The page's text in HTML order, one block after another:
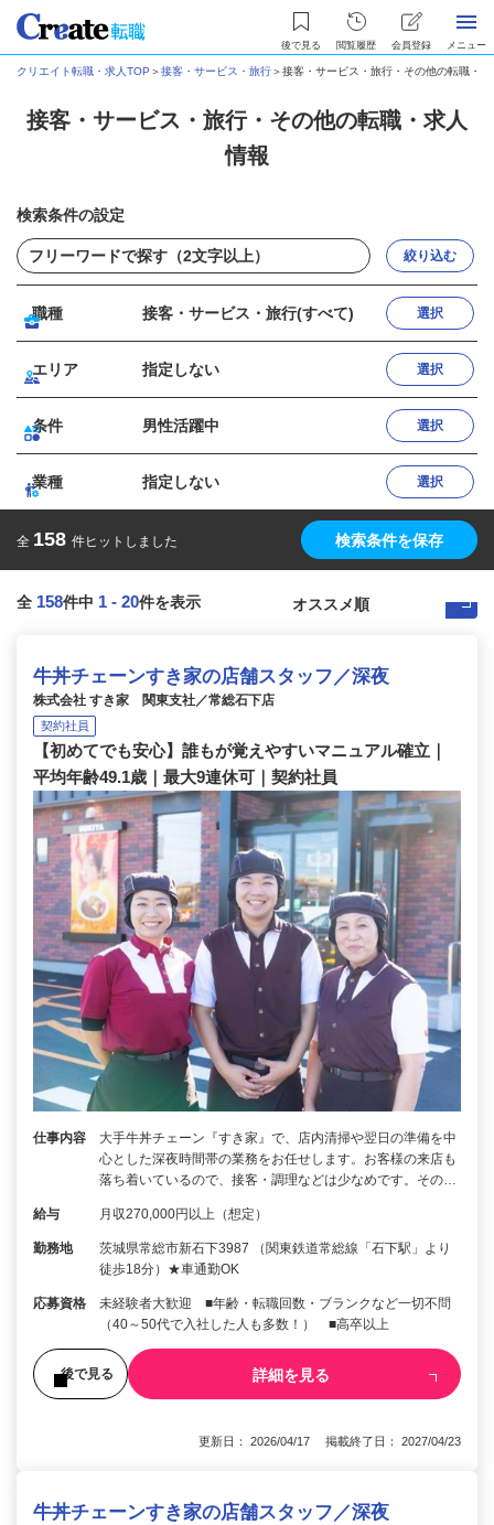
後で見る 閲覧履歴 会員登録 メニュー
クリエイト転職・求人TOP ＞接客・サービス・旅行＞接客・サービス・旅行・その他の転職・求
接客・サービス・旅行・その他の転職・求人
情報
検索条件の設定
絞り込む
職種 接客・サービス・旅行(すべて) 選択
エリア 指定しない 選択
条件 男性活躍中 選択
業種 指定しない 選択
全 158 件ヒットしました 検索条件を保存
全 158件中 1 - 20件を表示
牛丼チェーンすき家の店舗スタッフ／深夜
株式会社 すき家 関東支社／常総石下店
契約社員
【初めてでも安心】誰もが覚えやすいマニュアル確立｜
平均年齢49.1歳｜最大9連休可｜契約社員
仕事内容
大手牛丼チェーン『すき家』で、店内清掃や翌日の準備を中
心とした深夜時間帯の業務をお任せします。お客様の来店も
落ち着いているので、接客・調理などは少なめです。その…
給与 月収270,000円以上（想定）
勤務地
茨城県常総市新石下3987 （関東鉄道常総線「石下駅」より
徒歩18分）★車通勤OK
応募資格
未経験者大歓迎 ■年齢・転職回数・ブランクなど一切不問
（40～50代で入社した人も多数！） ■高卒以上
後で見る 詳細を見る
更新日： 2026/04/17 掲載終了日： 2027/04/23
牛丼チェーンすき家の店舗スタッフ／深夜